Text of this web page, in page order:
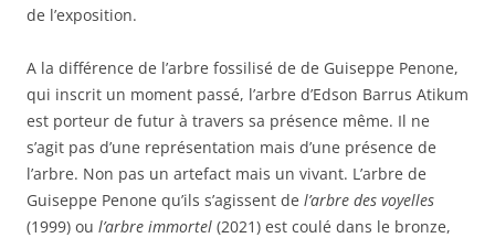
de l’exposition.
A la différence de l’arbre fossilisé de de Guiseppe Penone,
qui inscrit un moment passé, l’arbre d’Edson Barrus Atikum
est porteur de futur à travers sa présence même. Il ne
s’agit pas d’une représentation mais d’une présence de
l’arbre. Non pas un artefact mais un vivant. L’arbre de
Guiseppe Penone qu’ils s’agissent de l’arbre des voyelles
(1999) ou l’arbre immortel (2021) est coulé dans le bronze,